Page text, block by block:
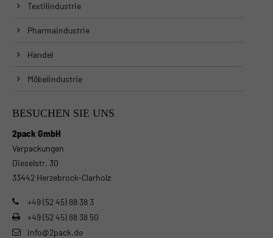
Textilindustrie
Pharmaindustrie
Handel
Möbelindustrie
BESUCHEN SIE UNS
2pack GmbH
Verpackungen
Dieselstr. 30
33442 Herzebrock-Clarholz
+49 (52 45) 88 38 3
+49 (52 45) 88 38 50
info@2pack.de